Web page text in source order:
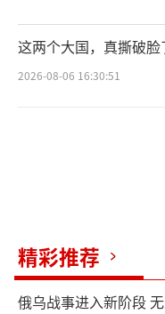
这两个大国，真撕破脸
2026-08-06 16:30:51
精彩推荐
俄乌战事进入新阶段